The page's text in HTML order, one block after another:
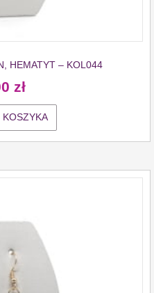
HEMATYT – KOL044
zł
KOSZYKA